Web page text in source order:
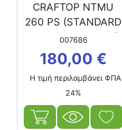
CRAFTOP NTMU
260 PS (STANDARD
TIP 3/8LP/1.3/40L)
007686
180,00 €
Η τιμή περιλαμβάνει ΦΠΑ
24%